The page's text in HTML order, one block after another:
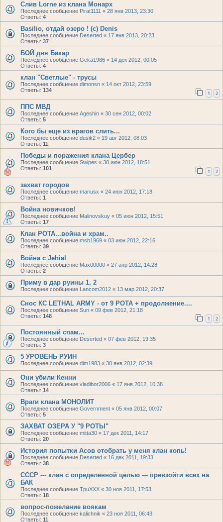
Слив Lorne из клана Монарх
Последнее сообщение Pirat1111 « 28 янв 2013, 23:30
Ответы: 4
Basilio, отдай озеро ! (c) Denis
Последнее сообщение Deserted « 17 янв 2013, 20:23
Ответы: 37
БОЙ дня Бакар
Последнее сообщение Geka1986 « 14 дек 2012, 00:05
Ответы: 4
клан "Светлые" - трусы
Последнее сообщение dimonsn « 14 окт 2012, 23:59
Ответы: 134 1 2
ППС МВД
Последнее сообщение Ageshin « 30 сен 2012, 00:02
Ответы: 5
Кого бы еще из врагов слить...
Последнее сообщение dusik2 « 19 авг 2012, 08:03
Ответы: 11
Победы и поражения клана Цербер
Последнее сообщение Swipes « 30 июн 2012, 18:51
Ответы: 101 1 2
захват городов
Последнее сообщение mariusx « 24 июн 2012, 17:18
Ответы: 1
Война новичков!
Последнее сообщение Malinovskuy « 05 июн 2012, 15:51
Ответы: 17
Клан РОТА...война и храм..
Последнее сообщение msb1969 « 03 июн 2012, 22:16
Ответы: 39
Война с Jehial
Последнее сообщение Max00000 « 27 апр 2012, 14:28
Ответы: 2
Приму в дар руины 1, 2
Последнее сообщение Lancom2012 « 13 мар 2012, 20:37
Снос КС LETHAL ARMY - от 9 РОТА + продолжение....
Последнее сообщение Sun « 09 фев 2012, 21:18
Ответы: 148 1 2
Постоянный спам...
Последнее сообщение Deserted « 07 фев 2012, 19:35
Ответы: 3
5 УРОВЕНЬ РУИН
Последнее сообщение dim1983 « 30 янв 2012, 02:39
Они убили Кенни
Последнее сообщение vladibor2006 « 17 янв 2012, 10:38
Ответы: 14
Враги клана МОНОЛИТ
Последнее сообщение Government « 05 янв 2012, 00:07
Ответы: 5
ЗАХВАТ ОЗЕРА У "9 РОТЫ"
Последнее сообщение mitta30 « 17 дек 2011, 14:17
Ответы: 20
История попытки Асов отобрать у меня клан копь!
Последнее сообщение Deserted « 16 дек 2011, 19:33
Ответы: 38
СССР --- клан с определенной целью --- превзойти всех на
БАК
Последнее сообщение TpuXXX « 30 ноя 2011, 17:53
Ответы: 18
вопрос-пожелание воякам
Последнее сообщение kalichnik « 23 ноя 2011, 06:43
Ответы: 11